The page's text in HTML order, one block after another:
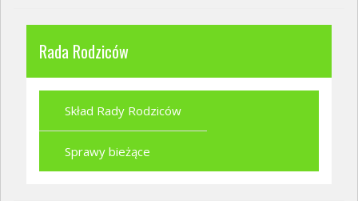
Rada Rodziców
Skład Rady Rodziców
Sprawy bieżące